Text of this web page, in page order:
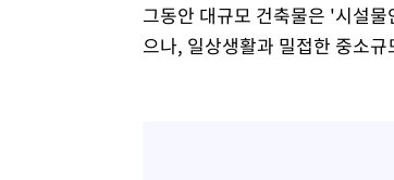
그동안 대규모 건축물은 '시설
으나, 일상생활과 밀접한 중소